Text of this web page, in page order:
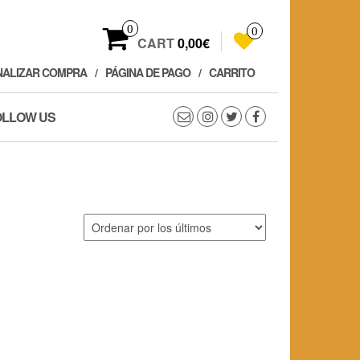
0
CART0,00€
0
COMPRA PÁGINA DE PAGO CARRITO
US